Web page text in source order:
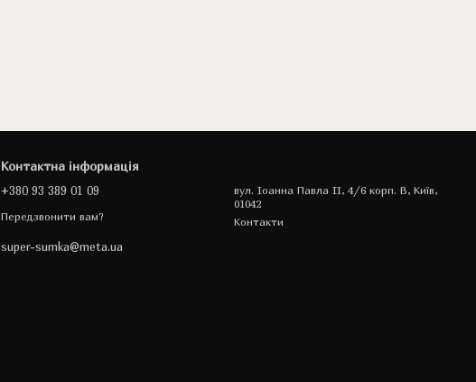
Контактна інформація
+380 93 389 01 09
Передзвонити вам?
super-sumka@meta.ua
вул. Іоанна Павла II, 4/6 корп. В, Київ,
01042
Контакти